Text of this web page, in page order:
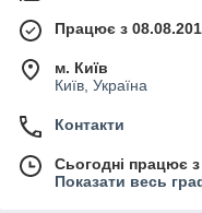
Працює з
м. Київ
Київ, Україна
Контакти
Сьогодні працює
Показати весь